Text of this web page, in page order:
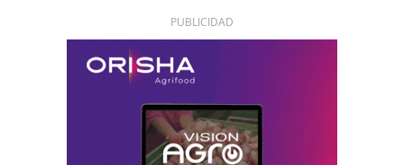
PUBLICIDAD